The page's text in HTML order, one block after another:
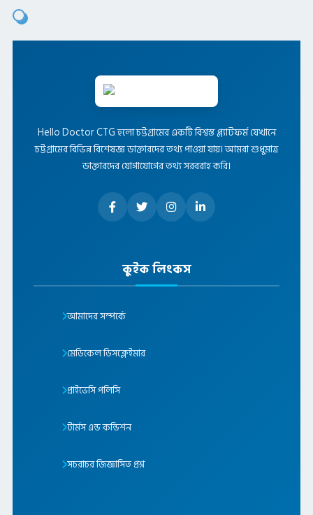
Hello Doctor CTG হলো চট্টগ্রামের একটি বিশ্বস্ত প্ল্যাটফর্ম যেখানে
চট্টগ্রামের বিভিন্ন বিশেষজ্ঞ ডাক্তারদের তথ্য পাওয়া যায়। আমরা শুধুমাত্র
ডাক্তারদের যোগাযোগের তথ্য সরবরাহ করি।
কুইক লিংকস
আমাদের সম্পর্কে
মেডিকেল ডিসক্লেইমার
প্রাইভেসি পলিসি
টার্মস এন্ড কন্ডিশন
সচরাচর জিজ্ঞাসিত প্রশ্ন